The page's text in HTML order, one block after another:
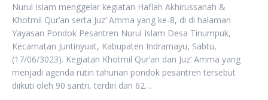
Nurul Islam menggelar kegiatan Haflah Akhirussanah &
Khotmil Qur’an serta Juz’ Amma yang ke-8, di di halaman
Yayasan Pondok Pesantren Nurul Islam Desa Tinumpuk,
Kecamatan Juntinyuat, Kabupaten Indramayu, Sabtu,
(17/06/3023). Kegiatan Khotmil Qur’an dan Juz’ Amma yang
menjadi agenda rutin tahunan pondok pesantren tersebut
diikuti oleh 90 santri, terdiri dari 62…